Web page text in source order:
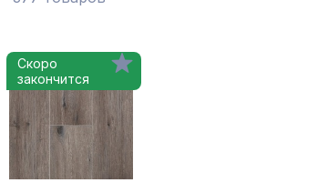
Скоро
закончится